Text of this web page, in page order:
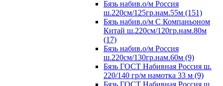
Бязь набив.о/м Россия
ш.220см/125гр.нам.55м (151)
Бязь набив.о/м С Компаньоном
Китай ш.220см/120гр.нам.80м
(17)
Бязь набив.о/м Россия
ш.220см/130гр.нам.60м (9)
Бязь ГОСТ Набивная Россия ш.
220/140 гр/м намотка 33 м (9)
Бязь ГОСТ Набивная Россия ш.